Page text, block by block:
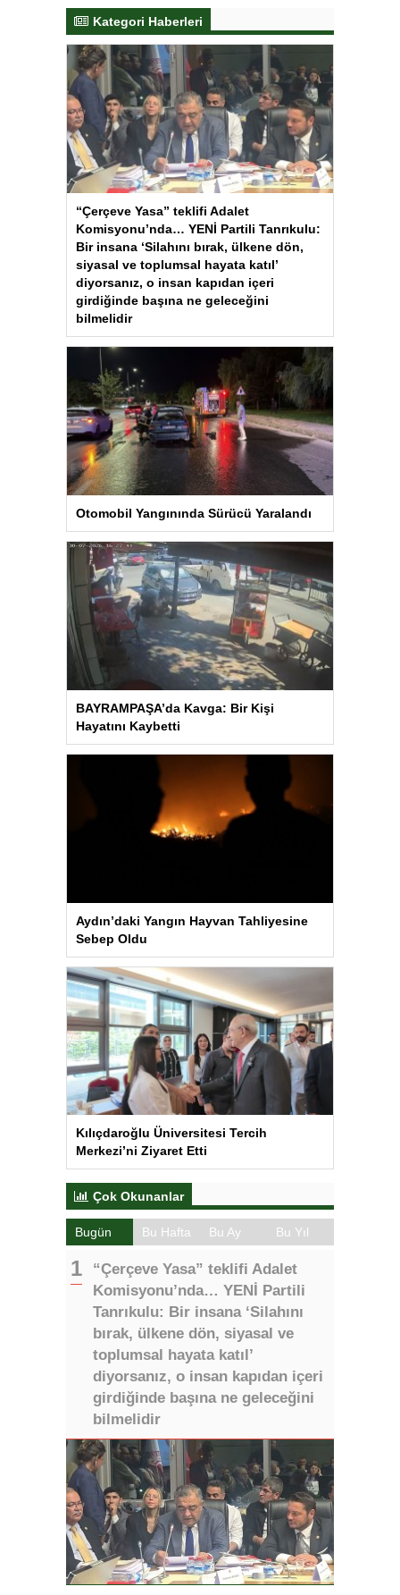
Kategori Haberleri
“Çerçeve Yasa” teklifi Adalet
Komisyonu’nda… YENİ Partili Tanrıkulu:
Bir insana ‘Silahını bırak, ülkene dön,
siyasal ve toplumsal hayata katıl’
diyorsanız, o insan kapıdan içeri
girdiğinde başına ne geleceğini
bilmelidir
Otomobil Yangınında Sürücü Yaralandı
BAYRAMPAŞA’da Kavga: Bir Kişi
Hayatını Kaybetti
Aydın’daki Yangın Hayvan Tahliyesine
Sebep Oldu
Kılıçdaroğlu Üniversitesi Tercih
Merkezi’ni Ziyaret Etti
Çok Okunanlar
Bugün Bu Hafta Bu Ay Bu Yıl
“Çerçeve Yasa” teklifi Adalet
Komisyonu’nda… YENİ Partili
Tanrıkulu: Bir insana ‘Silahını
bırak, ülkene dön, siyasal ve
toplumsal hayata katıl’
diyorsanız, o insan kapıdan içeri
girdiğinde başına ne geleceğini
bilmelidir